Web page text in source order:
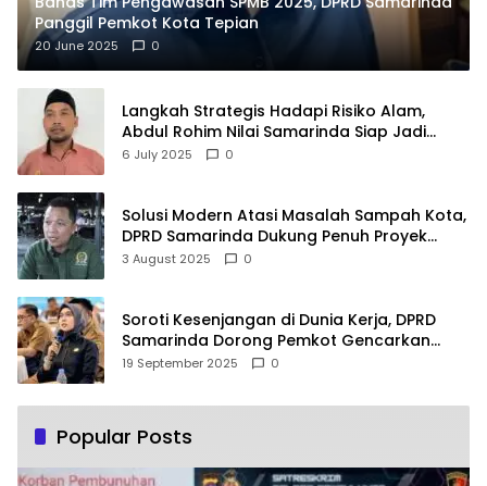
Panggil Pemkot Kota Tepian
20 June 2025 0
Langkah Strategis Hadapi Risiko Alam,
Abdul Rohim Nilai Samarinda Siap Jadi
Pusat Logistik Bencana Kalimantan
6 July 2025 0
Solusi Modern Atasi Masalah Sampah Kota,
DPRD Samarinda Dukung Penuh Proyek
PLTSA
3 August 2025 0
Soroti Kesenjangan di Dunia Kerja, DPRD
Samarinda Dorong Pemkot Gencarkan
Pemberdayaan Perempuan
19 September 2025 0
Popular Posts